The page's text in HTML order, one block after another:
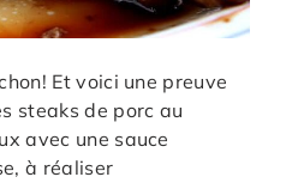
Et voici une preuve
steaks de porc au
avec une sauce
à réaliser